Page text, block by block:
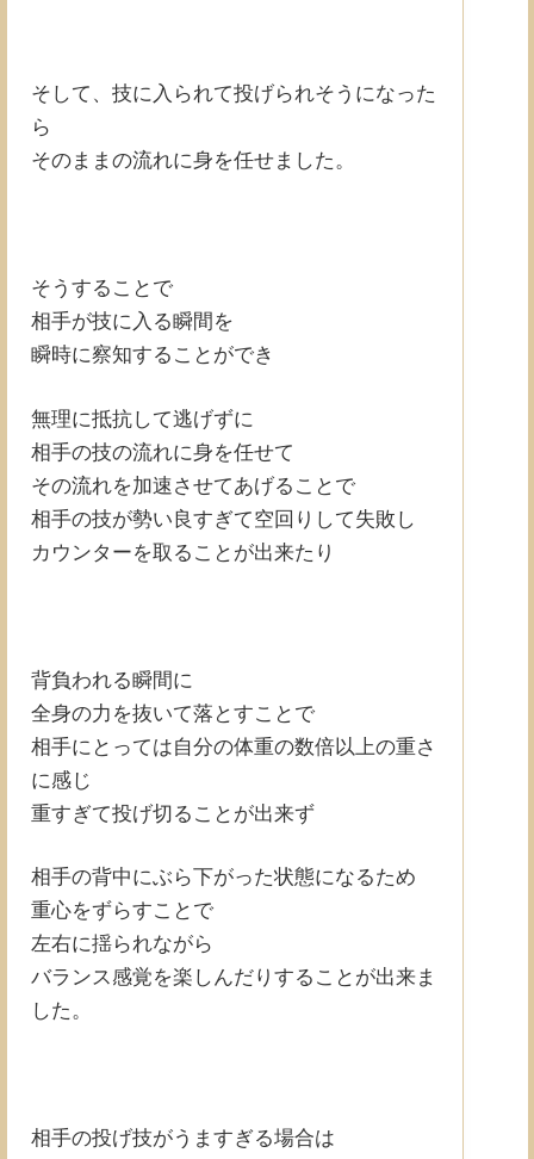
そして、技に入られて投げられそうになった
ら
そのままの流れに身を任せました。
そうすることで
相手が技に入る瞬間を
瞬時に察知することができ
無理に抵抗して逃げずに
相手の技の流れに身を任せて
その流れを加速させてあげることで
相手の技が勢い良すぎて空回りして失敗し
カウンターを取ることが出来たり
背負われる瞬間に
全身の力を抜いて落とすことで
相手にとっては自分の体重の数倍以上の重さ
に感じ
重すぎて投げ切ることが出来ず
相手の背中にぶら下がった状態になるため
重心をずらすことで
左右に揺られながら
バランス感覚を楽しんだりすることが出来ま
した。
相手の投げ技がうますぎる場合は